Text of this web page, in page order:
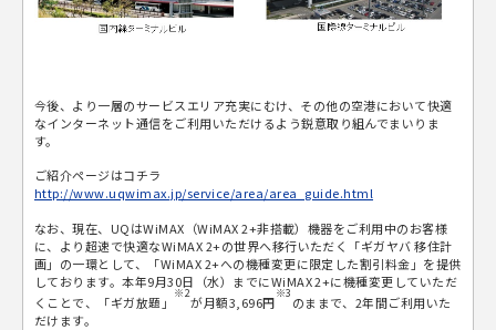
今後、より一層のサービスエリア充実にむけ、その他の空港において快適
なインターネット通信をご利用いただけるよう鋭意取り組んでまいりま
す。
ご紹介ページはコチラ
http://www.uqwimax.jp/service/area/area_guide.html
なお、現在、UQはWiMAX（WiMAX 2+非搭載）機器をご利用中のお客様
に、より超速で快適なWiMAX 2+の世界へ移行いただく「ギガヤバ 移住計
画」の一環として、「WiMAX 2+への機種変更に限定した割引料金」を提供
しております。本年9月30日（水）までにWiMAX 2+に機種変更していただ
くことで、「ギガ放題」
※2
が月額3,696円
※3
のままで、2年間ご利用いた
だけます。